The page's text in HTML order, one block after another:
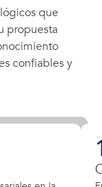
que
propuesta
confiables y